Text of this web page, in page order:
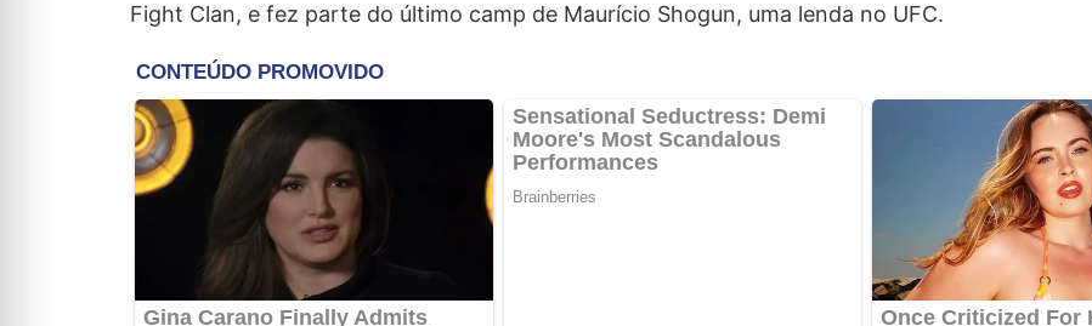
Fight Clan, e fez parte do último camp de Maurício Shogun, uma lenda no UFC.